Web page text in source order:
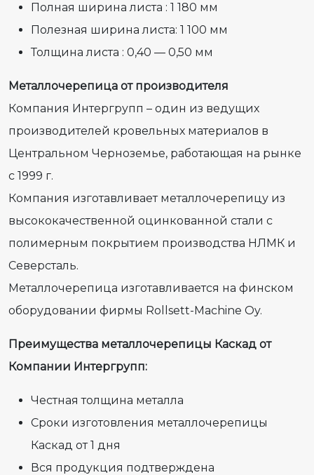
Полная ширина листа : 1 180 мм
Полезная ширина листа: 1 100 мм
Толщина листа : 0,40 — 0,50 мм
Металлочерепица от производителя
Компания Интергрупп – один из ведущих
производителей кровельных материалов в
Центральном Черноземье, работающая на рынке
с 1999 г.
Компания изготавливает металлочерепицу из
высококачественной оцинкованной стали с
полимерным покрытием производства НЛМК и
Северсталь.
Металлочерепица изготавливается на финском
оборудовании фирмы Rollsett-Machine Oy.
Преимущества металлочерепицы Каскад от
Компании Интергрупп:
Честная толщина металла
Сроки изготовления металлочерепицы
Каскад от 1 дня
Вся продукция подтверждена